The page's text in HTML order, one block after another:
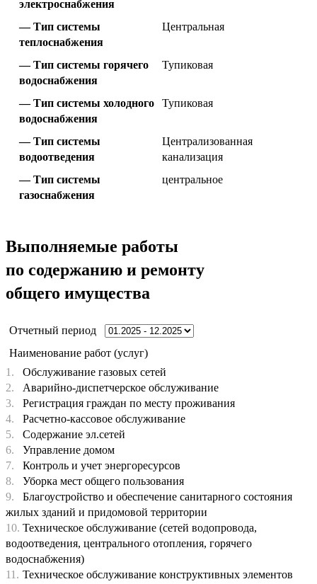
электроснабжения
Тип системы
теплоснабжения
Центральная
Тип системы горячего
водоснабжения
Тупиковая
Тип системы холодного
водоснабжения
Тупиковая
Тип системы
водоотведения
Централизованная
канализация
Тип системы
газоснабжения
центральное
Выполняемые работы
по содержанию и ремонту
общего имущества
Отчетный период
Наименование работ (услуг)
1.
Обслуживание газовых сетей
2.
Аварийно-диспетчерское обслуживание
3.
Регистрация граждан по месту проживания
4.
Расчетно-кассовое обслуживание
5.
Содержание эл.сетей
6.
Управление домом
7.
Контроль и учет энергоресурсов
8.
Уборка мест общего пользования
9.
Благоустройство и обеспечение санитарного состояния
жилых зданий и придомовой территории
10. Техническое обслуживание (сетей водопровода,
водоотведения, центрального отопления, горячего
водоснабжения)
11. Техническое обслуживание конструктивных элементов